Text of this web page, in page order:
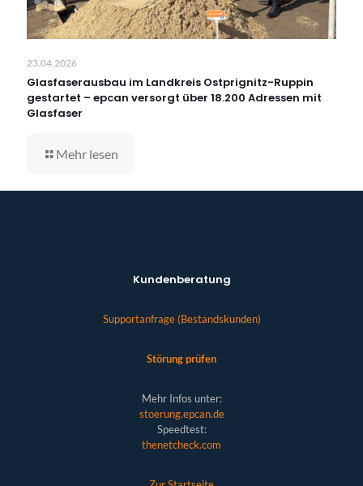
23.04.2026
Glasfaserausbau im Landkreis Ostprignitz-Ruppin
gestartet – epcan versorgt über 18.200 Adressen mit
Glasfaser
Mehr lesen
Kundenberatung
Supportanfrage (Bestandskunden)
Störung prüfen
Mehr Infos unter:
stoerung.epcan.de
Speedtest:
thenetcheck.com